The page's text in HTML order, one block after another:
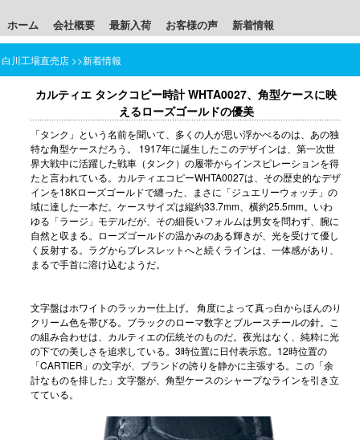
ホーム 会社概要 最新入荷 お客様の声 新着情報
白川工場直売店 >>新着情報
カルティエ タンクコピー時計 WHTA0027、角型ケースに映
えるローズゴールドの優美
「タンク」という名前を聞いて、多くの人が思い浮かべるのは、あの独
特な角型ケースだろう。 1917年に誕生したこのデザインは、第一次世
界大戦中に活躍した戦車（タンク）の履帯からインスピレーションを得
たと言われている。 カルティエコピーWHTA0027は、その歴史的なデザ
インを18Kローズゴールドで纏った、まさに「ジュエリーウォッチ」の
域に達した一本だ。ケースサイズは縦約33.7mm、横約25.5mm。いわ
ゆる「ラージ」モデルだが、その細長いフォルムは男女を問わず、腕に
自然と収まる。ローズゴールドの温かみのある輝きが、光を受けて優し
く反射する。ラグからブレスレットへと続くラインは、一体感があり、
まるで手首に溶け込むようだ。
文字盤はホワイトのラッカー仕上げ。 角度によって真っ白からほんのり
クリーム色を帯びる。ブラックのローマ数字とブルースチールの針。こ
の組み合わせは、カルティエの伝統そのものだ。夜光はなく、純粋に光
の下での美しさを追求している。3時位置に日付表示窓。12時位置の
「CARTIER」の文字が、ブランドの誇りを静かに主張する。この「余
計なものを排した」文字盤が、角型ケースのシャープなラインを引き立
てている。